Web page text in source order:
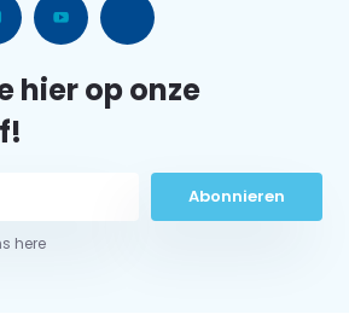
hier op onze
Abonnieren
here